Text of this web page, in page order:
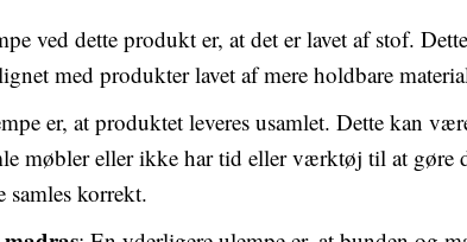
ved dette produkt er, at det er lavet af stof.
med produkter lavet af mere holdbare
er, at produktet leveres usamlet. Dette kan
møbler eller ikke har tid eller værktøj til at gøre
korrekt.